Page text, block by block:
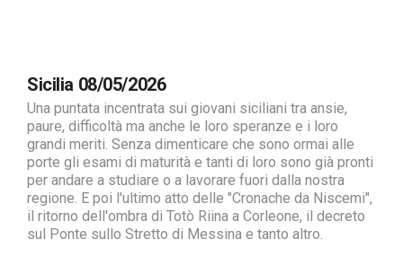
Sicilia 08/05/2026
Una puntata incentrata sui giovani siciliani tra ansie,
paure, difficoltà ma anche le loro speranze e i loro
grandi meriti. Senza dimenticare che sono ormai alle
porte gli esami di maturità e tanti di loro sono già pronti
per andare a studiare o a lavorare fuori dalla nostra
regione. E poi l'ultimo atto delle "Cronache da Niscemi",
il ritorno dell'ombra di Totò Riina a Corleone, il decreto
sul Ponte sullo Stretto di Messina e tanto altro.